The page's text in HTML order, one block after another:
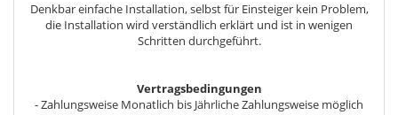
Denkbar einfache Installation, selbst für Einsteiger kein Problem,
die Installation wird verständlich erklärt und ist in wenigen
Schritten durchgeführt.
Vertragsbedingungen
- Zahlungsweise Monatlich bis Jährliche Zahlungsweise möglich